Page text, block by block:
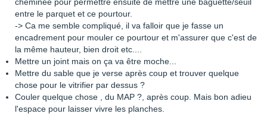
entre le parquet et ce pourtour.
-> Ca me semble compliqué, il va falloir que je fasse un
encadrement pour mouler ce pourtour et m'assurer que c'est de
la même hauteur, bien droit etc....
Mettre un joint mais on ça va être moche...
Mettre du sable que je verse après coup et trouver quelque
chose pour le vitrifier par dessus ?
Couler quelque chose , du MAP ?, après coup. Mais bon adieu
l'espace pour laisser vivre les planches.